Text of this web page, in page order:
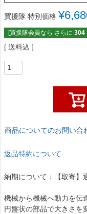
買援隊 特別価格 ¥
[買援隊会員なら さらに 304
送料込
商品についてのお問い合
返品特約について
納期について：【取寄】
機械から機械へ動力を伝
円盤状の部品で大きさを